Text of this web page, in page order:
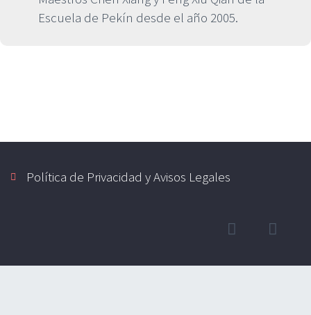
Escuela de Pekín desde el año 2005.
Política de Privacidad y Avisos Legales